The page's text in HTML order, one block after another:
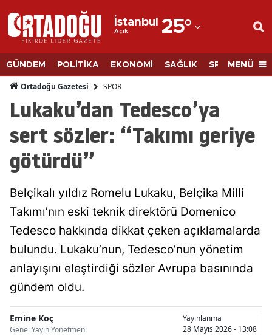
İstanbul
Açık 25°
Adana
Adıyaman
Ağrı
Amasya
Antalya
Artvin
Aydın
Balıkesir
Bingöl
GÜNDEM POLİTİKA EKONOMİ SAĞLIK SPORMENÜ
Ortadoğu Gazetesi SPOR
Lukaku’dan Tedesco’ya
sert sözler: “Takımı geriye
götürdü”
Belçikalı yıldız Romelu Lukaku, Belçika Milli
Takımı’nın eski teknik direktörü Domenico
Tedesco hakkında dikkat çeken açıklamalarda
bulundu. Lukaku’nun, Tedesco’nun yönetim
anlayışını eleştirdiği sözler Avrupa basınında
gündem oldu.
Emine Koç
Genel Yayın Yönetmeni
Yayınlanma
28 Mayıs 2026 - 13:08